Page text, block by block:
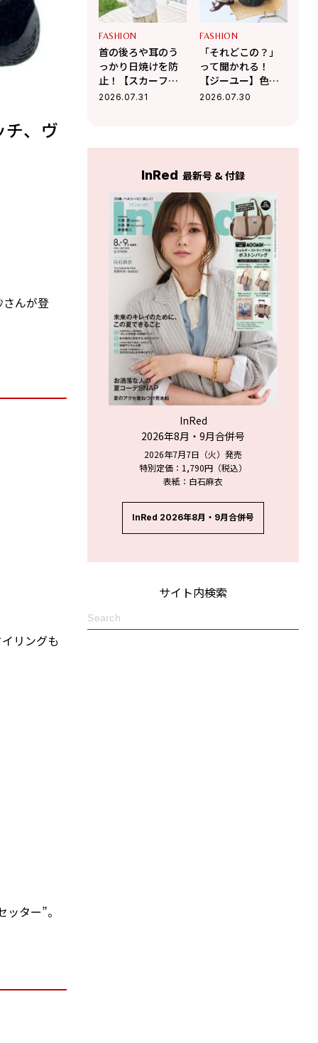
チ、ヴ
んが登
リングも
ター”。
FASHION
首の後ろや耳のう
っかり日焼けを防
止！【スカーフ付
きキャップ】はフ
2026.07.31
FASHION
「それどこの？」
って聞かれる！
【ジーユー】色違
いで欲しくなる、
2026.07.30
InRed 最新号 & 付録
InRed
2026年8月・9月合併号
2026年7月7日（火）発売
特別定価：1,790円（税込）
表紙：白石麻衣
InRed 2026年8月・9月合併号
サイト内検索